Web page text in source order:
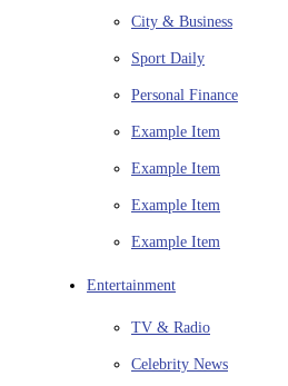
City & Business
Sport Daily
Personal Finance
Example Item
Example Item
Example Item
Example Item
Entertainment
TV & Radio
Celebrity News